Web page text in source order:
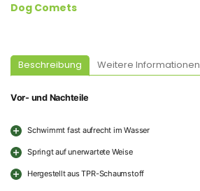
Dog Comets
Beschreibung Weitere Informationen
Vor- und Nachteile
Schwimmt fast aufrecht im Wasser
Springt auf unerwartete Weise
Hergestellt aus TPR-Schaumstoff